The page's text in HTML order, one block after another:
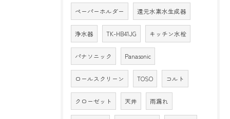
ペーパーホルダー 還元水素水生成器
浄水器 TK-HB41JG キッチン水栓
パナソニック Panasonic
ロールスクリーン TOSO コルト
クローゼット 天井 雨漏れ